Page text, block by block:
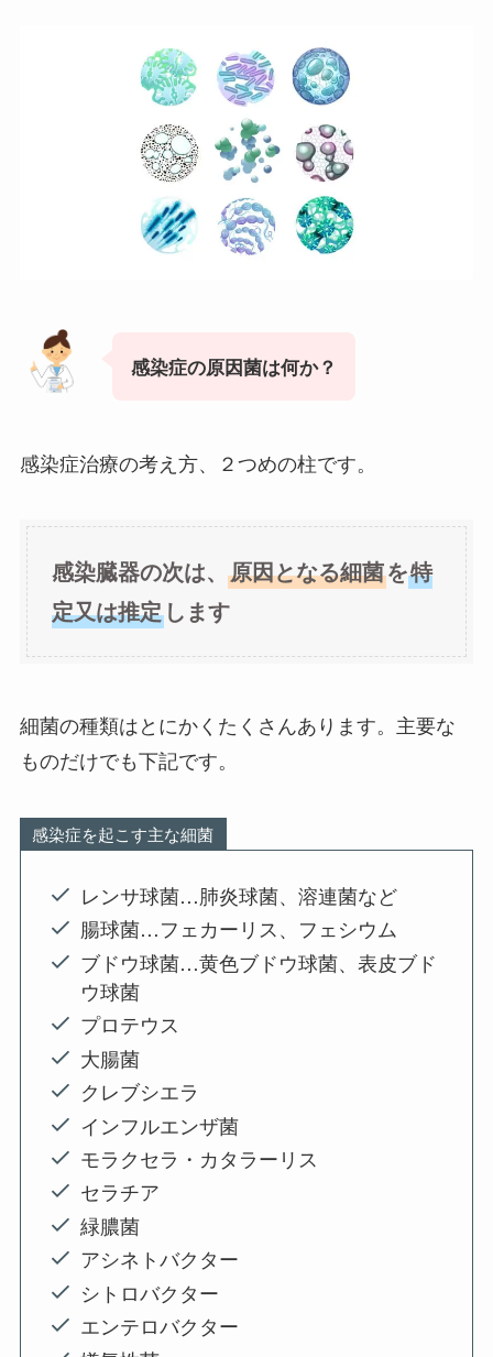
感染症の原因菌は何か？
感染症治療の考え方、２つめの柱です。
感染臓器の次は、原因となる細菌を特
定又は推定します
細菌の種類はとにかくたくさんあります。主要な
ものだけでも下記です。
感染症を起こす主な細菌
レンサ球菌…肺炎球菌、溶連菌など
腸球菌…フェカーリス、フェシウム
ブドウ球菌…黄色ブドウ球菌、表皮ブド
ウ球菌
プロテウス
大腸菌
クレブシエラ
インフルエンザ菌
モラクセラ・カタラーリス
セラチア
緑膿菌
アシネトバクター
シトロバクター
エンテロバクター